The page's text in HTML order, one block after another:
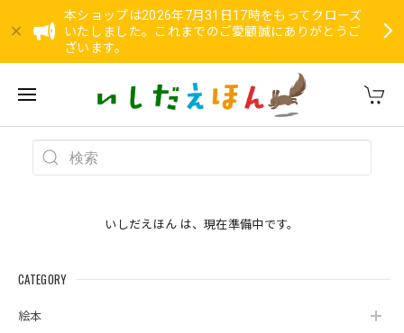
本ショップは2026年7月31日17時をもってクローズ
いたしました。これまでのご愛顧誠にありがとうご
ざいます。
CATEGORY
絵本
いしだえほん は、現在準備中です。